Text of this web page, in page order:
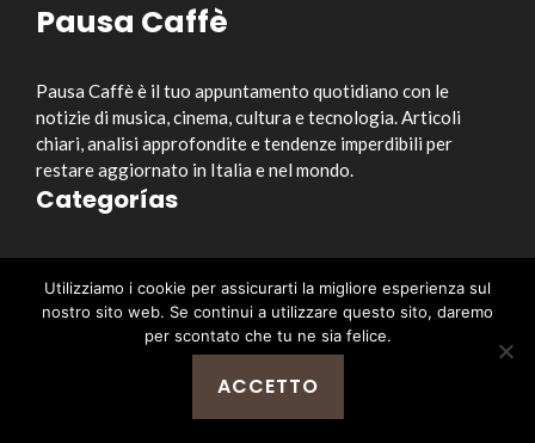
Pausa Caffè
Pausa Caffè è il tuo appuntamento quotidiano con le
notizie di musica, cinema, cultura e tecnologia. Articoli
chiari, analisi approfondite e tendenze imperdibili per
restare aggiornato in Italia e nel mondo.
Categorías
Musica
Cinema e Serie TV
Style&Culture
Enlaces útiles
Utilizziamo i cookie per assicurarti la migliore esperienza sul
nostro sito web. Se continui a utilizzare questo sito, daremo
per scontato che tu ne sia felice.
ACCETTO